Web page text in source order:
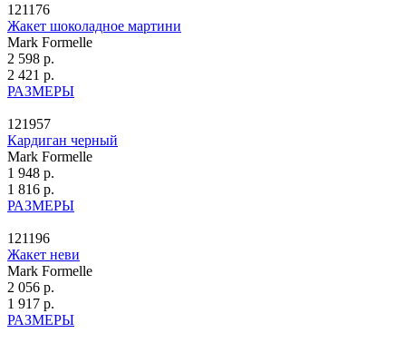
121176
Жакет шоколадное мартини
Mark Formelle
2 598 р.
2 421 р.
РАЗМЕРЫ
121957
Кардиган черный
Mark Formelle
1 948 р.
1 816 р.
РАЗМЕРЫ
121196
Жакет неви
Mark Formelle
2 056 р.
1 917 р.
РАЗМЕРЫ